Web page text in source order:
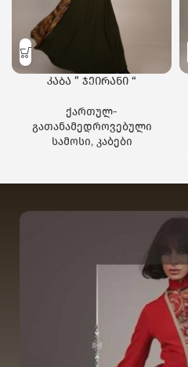
კაბა ” ჯეირანი “
ქართულ-
გათანამედროვებული
სამოსი, კაბები